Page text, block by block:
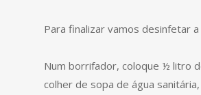
Para finalizar vamos desinfetar a
Num borrifador, coloque ½ litro
colher de sopa de água